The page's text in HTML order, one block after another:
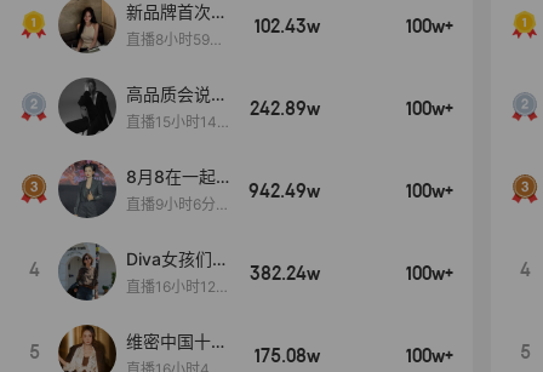
新品牌首次大
上新
直播8小时59分
102.43w 100w+
高品质会说
话….
直播15小时14
242.89w 100w+
8月8在一起
生日献礼盛典
直播9小时6分1
942.49w 100w+
4
Diva女孩们集
合啦~意大利
直播16小时12
382.24w 100w+
5
维密中国十周
年 与你如此
175.08w 100w+
4
5